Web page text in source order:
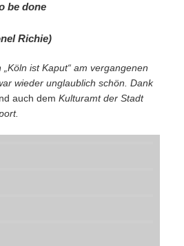
be done
Richie)
ist Kaput“ am vergangenen
wieder unglaublich schön. Dank
auch dem Kulturamt der Stadt